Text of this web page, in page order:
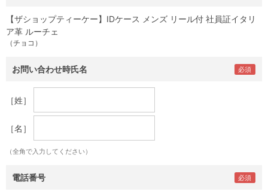
【ザショップティーケー】IDケース メンズ リール付 社員証イタリ
ア革 ルーチェ
（チョコ）
お問い合わせ時氏名
［姓］
［名］
（全角で入力してください）
電話番号